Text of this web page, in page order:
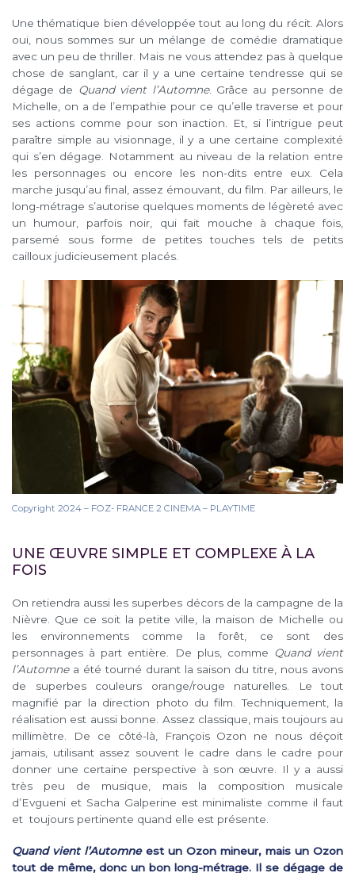
Une thématique bien développée tout au long du récit. Alors
oui, nous sommes sur un mélange de comédie dramatique
avec un peu de thriller. Mais ne vous attendez pas à quelque
chose de sanglant, car il y a une certaine tendresse qui se
dégage de Quand vient l’Automne. Grâce au personne de
Michelle, on a de l’empathie pour ce qu’elle traverse et pour
ses actions comme pour son inaction. Et, si l’intrigue peut
paraître simple au visionnage, il y a une certaine complexité
qui s’en dégage. Notamment au niveau de la relation entre
les personnages ou encore les non-dits entre eux. Cela
marche jusqu’au final, assez émouvant, du film. Par ailleurs, le
long-métrage s’autorise quelques moments de légèreté avec
un humour, parfois noir, qui fait mouche à chaque fois,
parsemé sous forme de petites touches tels de petits
cailloux judicieusement placés.
Copyright 2024 – FOZ- FRANCE 2 CINEMA – PLAYTIME
UNE ŒUVRE SIMPLE ET COMPLEXE À LA
FOIS
On retiendra aussi les superbes décors de la campagne de la
Nièvre. Que ce soit la petite ville, la maison de Michelle ou
les environnements comme la forêt, ce sont des
personnages à part entière. De plus, comme Quand vient
l’Automnea été tourné durant la saison du titre, nous avons
de superbes couleurs orange/rouge naturelles. Le tout
magnifié par la direction photo du film. Techniquement, la
réalisation est aussi bonne. Assez classique, mais toujours au
millimètre. De ce côté-là, François Ozon ne nous déçoit
jamais, utilisant assez souvent le cadre dans le cadre pour
donner une certaine perspective à son œuvre. Il y a aussi
très peu de musique, mais la composition musicale
d’Evgueni et Sacha Galperine est minimaliste comme il faut
et toujours pertinente quand elle est présente.
Quand vient l’Automneest un Ozon mineur, mais un Ozon
tout de même, donc un bon long-métrage. Il se dégage de